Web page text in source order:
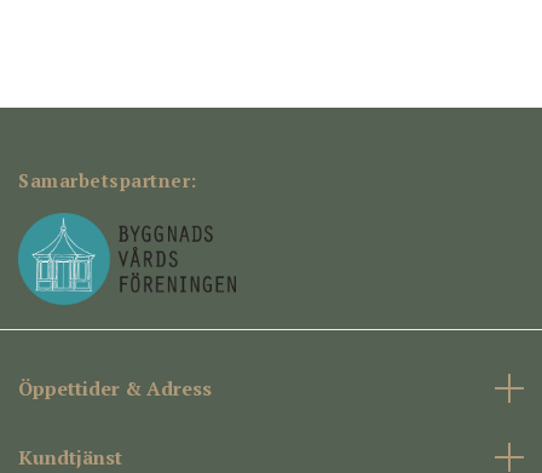
Samarbetspartner:
Öppettider & Adress
Kundtjänst